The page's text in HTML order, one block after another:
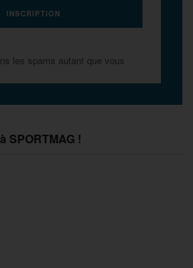
les spams autant que vous
SPORTMAG !